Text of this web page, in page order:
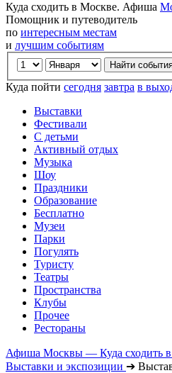
Куда сходить в Москве. Афиша
Помощник и путеводитель
по интересным местам
и лучшим событиям
Куда пойти сегодня завтра в
Выставки
Фестивали
С детьми
Активный отдых
Музыка
Шоу
Праздники
Образование
Бесплатно
Музеи
Парки
Погулять
Туристу
Театры
Пространства
Клубы
Прочее
Рестораны
Афиша Москвы — Куда сходить
Выставки и экспозиции ➔